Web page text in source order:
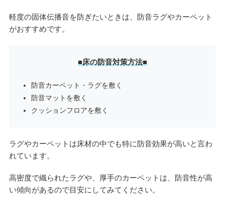
軽度の固体伝播音を防ぎたいときは、防音ラグやカーペット
がおすすめです。
■床の防音対策方法■
防音カーペット・ラグを敷く
防音マットを敷く
クッションフロアを敷く
ラグやカーペットは床材の中でも特に防音効果が高いと言わ
れています。
高密度で織られたラグや、厚手のカーペットは、防音性が高
い傾向があるので目安にしてみてください。